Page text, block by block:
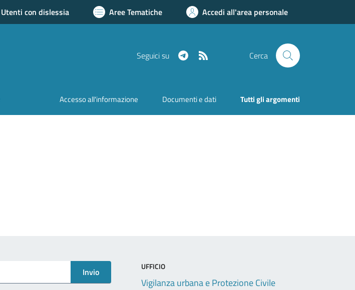
Utenti con dislessia Aree Tematiche Accedi all'area personale
Seguici su Telegram Cerca
Accesso all'informazione Documenti e dati Tutti gli argomenti
Invio UFFICIO
Vigilanza urbana e Protezione Civile